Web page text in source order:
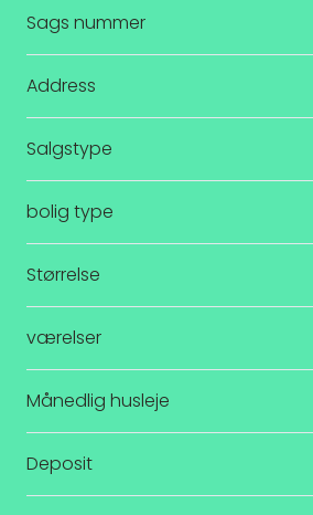
Sags nummer
Address
Salgstype
bolig type
Størrelse
værelser
Månedlig husleje
Deposit